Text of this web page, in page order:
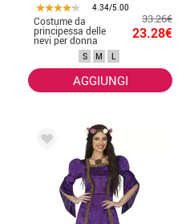
4.34/5.00
Costume da
principessa delle
nevi per donna
33.26€
23.28€
S M L
AGGIUNGI